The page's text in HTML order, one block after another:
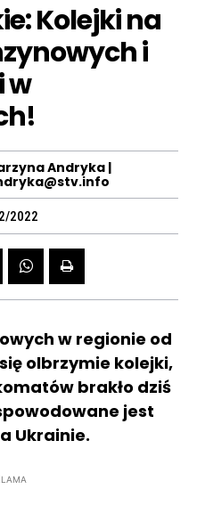
Kolejki na
i
w
Andryka |
2022
w regionie od
olbrzymie kolejki,
brakło dziś
jest
Ukrainie.